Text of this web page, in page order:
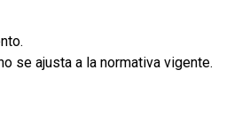
se ajusta a la normativa vigente.